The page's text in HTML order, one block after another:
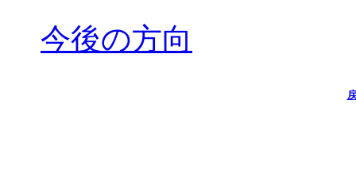
今後の方向